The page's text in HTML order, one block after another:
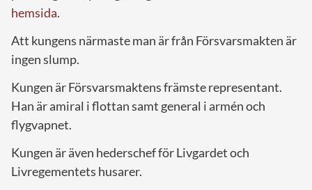
hemsida.
Att kungens närmaste man är från Försvarsmakten är
ingen slump.
Kungen är Försvarsmaktens främste representant.
Han är amiral i flottan samt general i armén och
flygvapnet.
Kungen är även hederschef för Livgardet och
Livregementets husarer.